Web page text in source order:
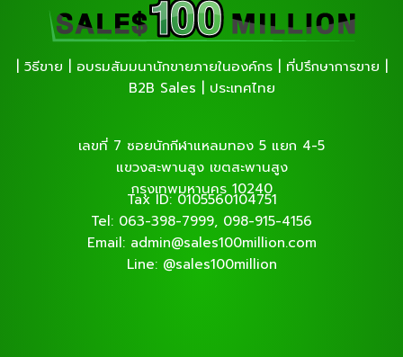
| วิธีขาย | อบรมสัมมนานักขายภายในองค์กร | ที่ปรึกษาการขาย |
B2B Sales | ประเทศไทย
เลขที่ 7 ซอยนักกีฬาแหลมทอง 5 แยก 4-5
แขวงสะพานสูง เขตสะพานสูง
กรุงเทพมหานคร 10240
Tax ID: 0105560104751
Tel: 063-398-7999, 098-915-4156
Email: admin@sales100million.com
Line: @sales100million